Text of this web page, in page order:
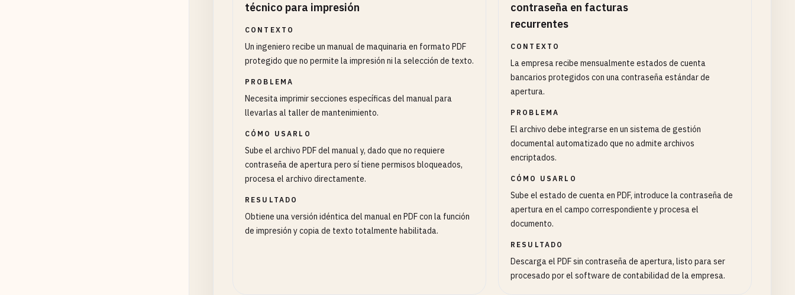
técnico para impresión
CONTEXTO
Un ingeniero recibe un manual de maquinaria en formato PDF
protegido que no permite la impresión ni la selección de texto.
PROBLEMA
Necesita imprimir secciones específicas del manual para
llevarlas al taller de mantenimiento.
CÓMO USARLO
Sube el archivo PDF del manual y, dado que no requiere
contraseña de apertura pero sí tiene permisos bloqueados,
procesa el archivo directamente.
RESULTADO
Obtiene una versión idéntica del manual en PDF con la función
de impresión y copia de texto totalmente habilitada.
contraseña en facturas
recurrentes
CONTEXTO
La empresa recibe mensualmente estados de cuenta
bancarios protegidos con una contraseña estándar de
apertura.
PROBLEMA
El archivo debe integrarse en un sistema de gestión
documental automatizado que no admite archivos
encriptados.
CÓMO USARLO
Sube el estado de cuenta en PDF, introduce la contraseña de
apertura en el campo correspondiente y procesa el
documento.
RESULTADO
Descarga el PDF sin contraseña de apertura, listo para ser
procesado por el software de contabilidad de la empresa.